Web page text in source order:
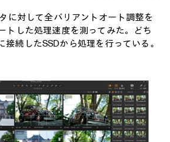
に対して全バリアントオート調整を
トした処理速度を測ってみた。どち
接続したSSDから処理を行っている。